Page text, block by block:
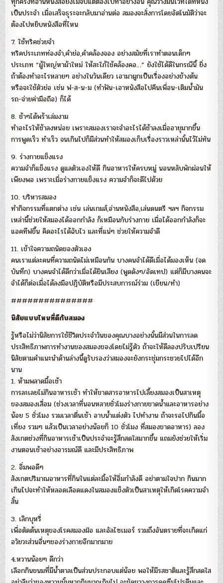
เป็นประจำ เมื่อเสร็จธุระจะกลับมาอ่านต่อ สมองจะสั่งการโดยอัตโนมัติว่าจะ
ต้องไปหยิบหนังสือที่ไหน
7. ใช้ทริคช่วยจำ
ทริคประเภทท่องจำ,คำย่อ,คำคล้องจอง อย่างสมัยที่เราทำตอนเด็กๆ
ประเภท “ผู้ใหญ่หาผ้าใหม่ ให้สะใภ้ใช้คล้องคอ…” ยังใช้ได้ดีในกรณีนี้ ยิ่ง
ถ้าต้องทำอะไรหลายๆ อย่างในวันเดียว เอามาผูกเป็นเรื่องอย่างข้างต้น
หรือจะใช้ตัวย่อ เช่น ฟ-ส-น-ม (ทำฟัน-เอาหนังสือไปคืนเพื่อน-เติมน้ำมัน
รถ-จ่ายค่ามือถือ) ก็ได้
8. ช้าๆได้พร้าเล่มงาม
ทำอะไรให้ช้าลงหน่อย เพราะสมองเราจะจำอะไรได้ช้าลงเมื่ออายุมากขึ้น
การพูดเร็ว ทำเร็ว จนเกินไปก็มีส่วนทำให้สมองเก็บเรื่องราวเหล่านั้นไว้ไม่ทัน
9. ร่างกายแข็งแรง
ความจำก็แข็งแรง ดูแลตัวเองให้ดี กินอาหารให้ครบหมู่ นอนหลับพักผ่อนให้
เพียงพอ เพราะเมื่อร่างกายแข็งแรง ความจำก็จะดีไปด้วย
10. บริหารสมอง
ทำกิจกรรมที่แตกต่าง เช่น เล่นเกมส์,อ่านหนังสือ,เล่นดนตรี ฯลฯ กิจกรรม
เหล่านี้ช่วยให้สมองได้ออกกำลัง ก็เหมือนกับร่างกาย เมื่อได้ออกกำลังก็จะ
แอคทีฟขึ้น คิดอะไรได้ฉับไว และที่แน่ๆ ช่วยให้ความจำดี
11. เข้าใจความถนัดของตัวเอง
คนเราแต่ละคนที่ความถนัดไม่เหมือนกัน บางคนจำได้ดีเมื่อได้มองเห็น (จด
บันทึก) บางคนจำได้ดีกว่าเมื่อได้ยินเสียง (พูดดังๆ/อัดเทป) แต่ก็มีบางคนจะ
จำได้ก็ต่อเมื่อได้ลงมือปฎิบัติหรือมีประสบการณ์ร่วม (เขียน/ทำ)
###############
นิสัยแบบไหนที่ดีกับสมอง
รู้หรือไม่ว่านิสัยการใช้ชีวิตประจำวันของคุณบางอย่างนั้นมีส่วนในการลด
ประสิทธิภาพการทำงานของสมองของโดยไม่รู้ตัว ถ้าจะให้ดีลองปรับเปรียน
นิสัยตามคำแนะนำด้านล่างนี้ดูรับรองว่าสมองจะยังกระชุ่มกระชวยไปได้อีก
นาน
1. ห้ามพลาดมื้อเช้า
การละเลยไม่กินอาหารเช้า ทำให้ขาดสารอาหารไปเลี้ยงสมองเป็นสาเหตุ
ของสมองเสื่อม (ช่วงเวลาที่นอนหลายชั่วโมงร่างกายขาดน้ำและอาหารอย่าง
น้อย 5 ชั่วโมง รวมเวลาตื่นเช้า อาบน้ำแต่งตัว ไปทำงาน ถ้าจะรอไปกินมื้อ
เที่ยง รวมๆ แล้วเป็นเวลาอย่างน้อยก็ 10 ชั่วโมง ที่สมองขาดอาหาร) ลอง
สังเกตช่วงที่กินอาหารเช้าเป็นประจำจะรู้สึกสดใสมากขึ้น แถมยังช่วยให้เริ่ม
งานตอนเช้าอย่างอารมณ์ดี และมีประสิทธิภาพ
2. อิ่มพอดีๆ
สังเกตปริมาณอาหารที่กินในแต่ละมื้อให้อิ่มกำลังดี อย่าตามใจปาก กินมาก
เกินไปจะทำให้หลอดเลือดแดงในสมองแข็งตัวเป็นสาเหตุให้เกิดโรคความจำ
สั้น
3. เลิกบุหรี่
เพื่อตัดต้นเหตุของโรคสมองฝ่อ และอัลไซเมอร์ รวมถึงอันตรายที่จะเกิดแก่
อวัยวะส่วนอื่นๆของร่างกายอีกมากมาย
4.หวานน้อยๆ ดีกว่า
เลือกกินขนมที่มีน้ำตาลเป็นส่วนประกอบแต่น้อย พอให้มีรสชาติและรู้สึกสดใส